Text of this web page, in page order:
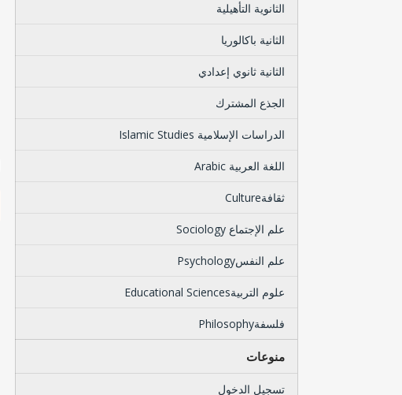
الثانوية التأهيلية
الثانية باكالوريا
الثانية ثانوي إعدادي
الجذع المشترك
الدراسات الإسلامية Islamic Studies
اللغة العربية Arabic
ثقافةCulture
علم الإجتماع Sociology
علم النفسPsychology
علوم التربيةEducational Sciences
فلسفةPhilosophy
منوعات
تسجيل الدخول